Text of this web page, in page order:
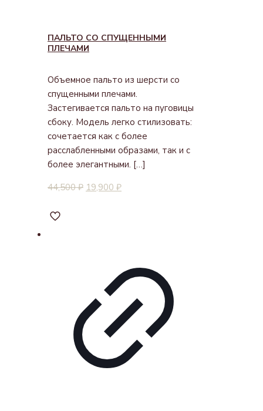
ПАЛЬТО СО СПУЩЕННЫМИ
ПЛЕЧАМИ
Объемное пальто из шерсти со
спущенными плечами.
Застегивается пальто на пуговицы
сбоку. Модель легко стилизовать:
сочетается как с более
расслабленными образами, так и с
более элегантными. […]
44,500₽ 19,900 ₽